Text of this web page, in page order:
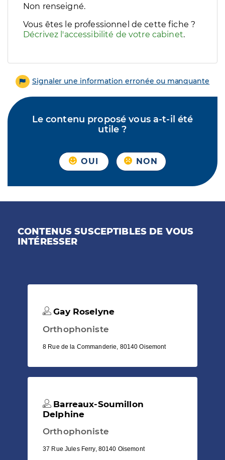
Filtres
Sélectionnez un ou plusieurs handicaps/besoins
Non renseigné.
Vous êtes le professionnel de cette fiche ?
Décrivez l'accessibilité de votre cabinet.
Signaler une information erronée ou manquante
Le contenu proposé vous a-t-il été
utile ?
OUI NON
CONTENUS SUSCEPTIBLES DE VOUS
INTÉRESSER
Gay Roselyne
Orthophoniste
8 Rue de la Commanderie, 80140 Oisemont
Barreaux-Soumillon
Delphine
Orthophoniste
37 Rue Jules Ferry, 80140 Oisemont